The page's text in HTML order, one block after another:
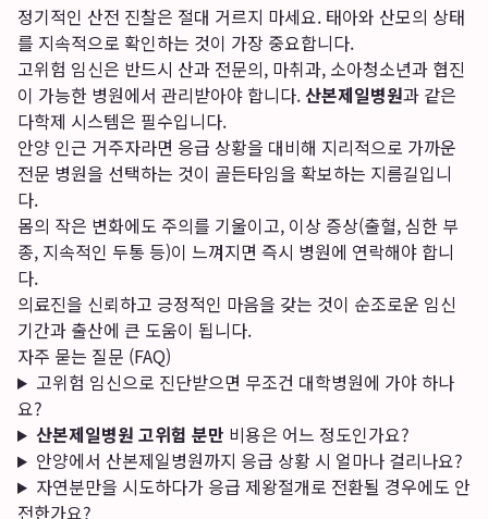
정기적인 산전 진찰은 절대 거르지 마세요. 태아와 산모의 상태
를 지속적으로 확인하는 것이 가장 중요합니다.
고위험 임신은 반드시 산과 전문의, 마취과, 소아청소년과 협진
이 가능한 병원에서 관리받아야 합니다.산본제일병원과 같은
다학제 시스템은 필수입니다.
안양 인근 거주자라면 응급 상황을 대비해 지리적으로 가까운
전문 병원을 선택하는 것이 골든타임을 확보하는 지름길입니
다.
몸의 작은 변화에도 주의를 기울이고, 이상 증상(출혈, 심한 부
종, 지속적인 두통 등)이 느껴지면 즉시 병원에 연락해야 합니
다.
의료진을 신뢰하고 긍정적인 마음을 갖는 것이 순조로운 임신
기간과 출산에 큰 도움이 됩니다.
자주 묻는 질문 (FAQ)
고위험 임신으로 진단받으면 무조건 대학병원에 가야 하나
요?
산본제일병원 고위험 분만 비용은 어느 정도인가요?
안양에서 산본제일병원까지 응급 상황 시 얼마나 걸리나요?
자연분만을 시도하다가 응급 제왕절개로 전환될 경우에도 안
전한가요?